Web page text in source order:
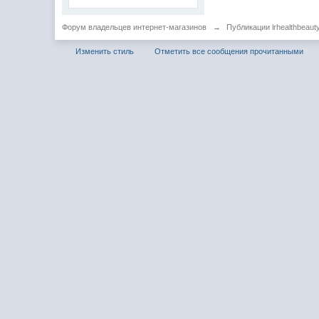
Форум владельцев интернет-магазинов → Публикации
Изменить стиль Отметить все сообщения прочитанными